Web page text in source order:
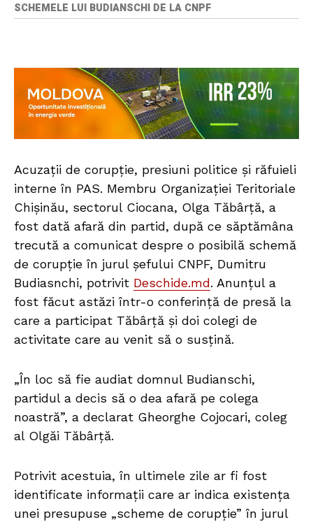
SCHEMELE LUI BUDIANSCHI DE LA CNPF
Acuzații de corupție, presiuni politice și răfuieli
interne în PAS. Membru Organizației Teritoriale
Chișinău, sectorul Ciocana, Olga Tăbârță, a
fost dată afară din partid, după ce săptămâna
trecută a comunicat despre o posibilă schemă
de corupție în jurul șefului CNPF, Dumitru
Budiasnchi, potrivit Deschide.md. Anunțul a
fost făcut astăzi într-o conferință de presă la
care a participat Tăbârță și doi colegi de
activitate care au venit să o susțină.
„În loc să fie audiat domnul Budianschi,
partidul a decis să o dea afară pe colega
noastră”, a declarat Gheorghe Cojocari, coleg
al Olgăi Tăbârță.
Potrivit acestuia, în ultimele zile ar fi fost
identificate informații care ar indica existența
unei presupuse „scheme de corupție” în jurul